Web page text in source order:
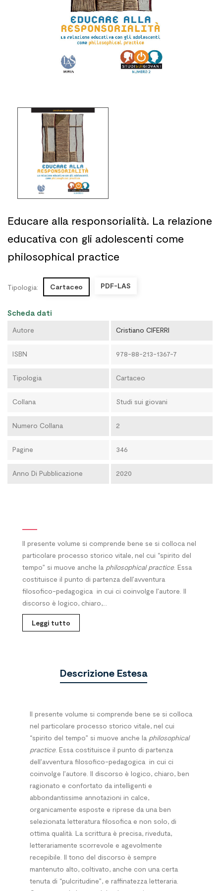
Educare alla responsorialità. La relazione
educativa con gli adolescenti come
philosophical practice
Tipologia: Cartaceo PDF-LAS
Scheda dati
Autore Cristiano CIFERRI
ISBN 978-88-213-1367-7
Tipologia Cartaceo
Collana Studi sui giovani
Numero Collana 2
Pagine 346
Anno Di Pubblicazione 2020
Il presente volume si comprende bene se si colloca nel
particolare processo storico vitale, nel cui “spirito del
tempo” si muove anche la philosophical practice. Essa
costituisce il punto di partenza dell’avventura
filosofico-pedagogica in cui ci coinvolge l’autore. Il
discorso è logico, chiaro,...
Leggi tutto
Descrizione Estesa
Il presente volume si comprende bene se si colloca
nel particolare processo storico vitale, nel cui
“spirito del tempo” si muove anche la philosophical
practice. Essa costituisce il punto di partenza
dell’avventura filosofico-pedagogica in cui ci
coinvolge l’autore. Il discorso è logico, chiaro, ben
ragionato e confortato da intelligenti e
abbondantissime annotazioni in calce,
organicamente esposte e riprese da una ben
selezionata letteratura filosofica e non solo, di
ottima qualità. La scrittura è precisa, riveduta,
letterariamente scorrevole e agevolmente
recepibile. Il tono del discorso è sempre
mantenuto alto, coltivato, anche con una certa
tenuta di “pulcritudine”, e raffinatezza letteraria.